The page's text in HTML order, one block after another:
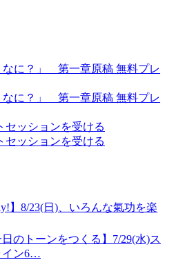
】8/23(日)、いろんな氣功を楽
日のトーンをつくる】7/29(水)ス
イン6…